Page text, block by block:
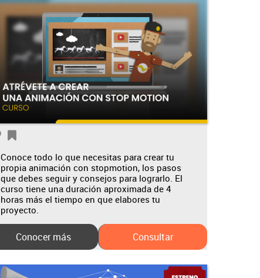
Conoce todo lo que necesitas para crear tu
propia animación con stopmotion, los pasos
que debes seguir y consejos para lograrlo. El
curso tiene una duración aproximada de 4
horas más el tiempo en que elabores tu
proyecto.
Conocer más Consultar